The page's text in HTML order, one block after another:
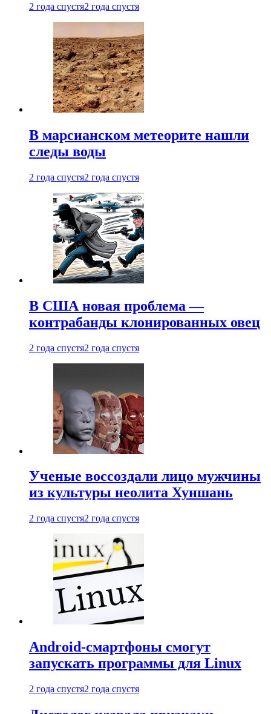
2 года спустя2 года спустя
В марсианском метеорите нашли
следы воды
2 года спустя2 года спустя
В США новая проблема —
контрабанды клонированных овец
2 года спустя2 года спустя
Ученые воссоздали лицо мужчины
из культуры неолита Хуншань
2 года спустя2 года спустя
Android-смартфоны смогут
запускать программы для Linux
2 года спустя2 года спустя